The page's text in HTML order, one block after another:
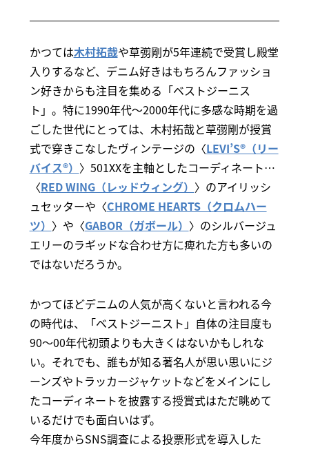
かつては木村拓哉や草彅剛が5年連続で受賞し殿堂
入りするなど、デニム好きはもちろんファッショ
ン好きからも注目を集める「ベストジーニス
ト」。特に1990年代～2000年代に多感な時期を過
ごした世代にとっては、木村拓哉と草彅剛が授賞
式で穿きこなしたヴィンテージの〈LEVI’S®（リー
バイス®） 〉501XXを主軸としたコーディネート…
〈RED WING（レッドウィング） 〉のアイリッシ
ュセッターや〈CHROME HEARTS（クロムハー
ツ） 〉や〈GABOR（ガボール） 〉のシルバージュ
エリーのラギッドな合わせ方に痺れた方も多いの
ではないだろうか。
かつてほどデニムの人気が高くないと言われる今
の時代は、「ベストジーニスト」自体の注目度も
90～00年代初頭よりも大きくはないかもしれな
い。それでも、誰もが知る著名人が思い思いにジ
ーンズやトラッカージャケットなどをメインにし
たコーディネートを披露する授賞式はただ眺めて
いるだけでも面白いはず。
今年度からSNS調査による投票形式を導入した